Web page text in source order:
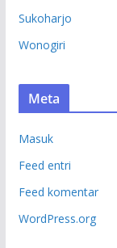
Sukoharjo
Wonogiri
Meta
Masuk
Feed entri
Feed komentar
WordPress.org